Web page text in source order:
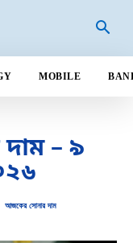
MOBILE
– ৯
আজকের সোনার দাম